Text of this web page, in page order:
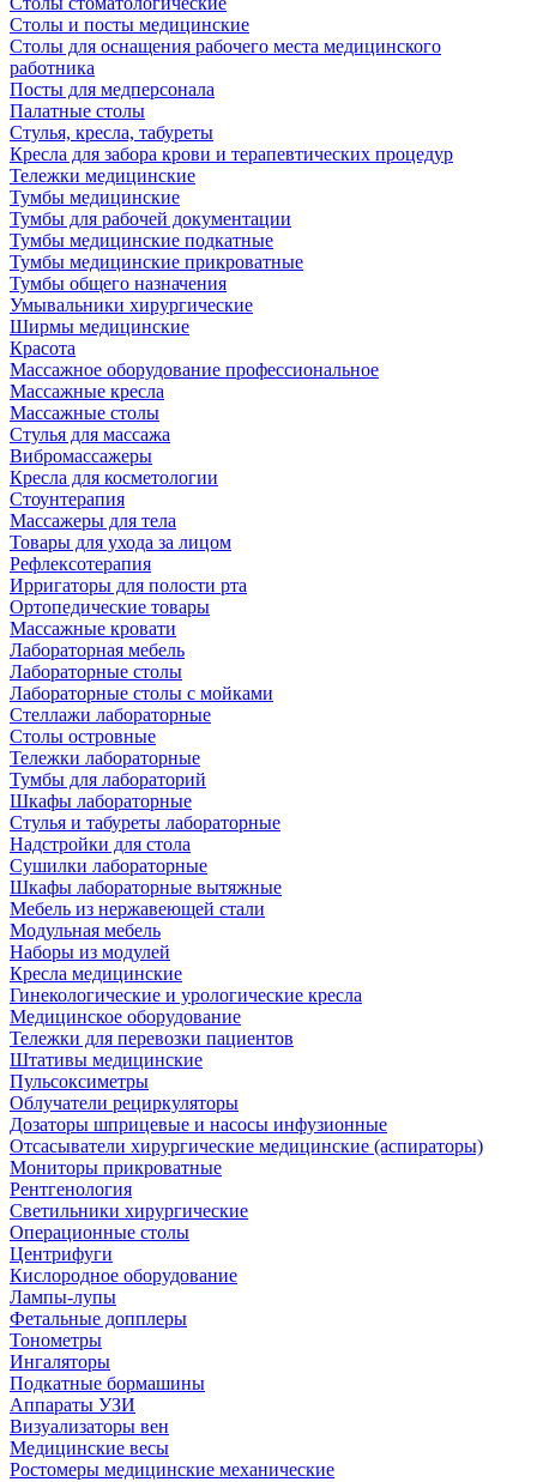
Столы и посты медицинские
Столы для оснащения рабочего места медицинского
работника
Посты для медперсонала
Палатные столы
Стулья, кресла, табуреты
Кресла для забора крови и терапевтических процедур
Тележки медицинские
Тумбы медицинские
Тумбы для рабочей документации
Тумбы медицинские подкатные
Тумбы медицинские прикроватные
Тумбы общего назначения
Умывальники хирургические
Ширмы медицинские
Красота
Массажное оборудование профессиональное
Массажные кресла
Массажные столы
Стулья для массажа
Вибромассажеры
Кресла для косметологии
Стоунтерапия
Массажеры для тела
Товары для ухода за лицом
Рефлексотерапия
Ирригаторы для полости рта
Ортопедические товары
Массажные кровати
Лабораторная мебель
Лабораторные столы
Лабораторные столы с мойками
Стеллажи лабораторные
Столы островные
Тележки лабораторные
Тумбы для лабораторий
Шкафы лабораторные
Стулья и табуреты лабораторные
Надстройки для стола
Сушилки лабораторные
Шкафы лабораторные вытяжные
Мебель из нержавеющей стали
Модульная мебель
Наборы из модулей
Кресла медицинские
Гинекологические и урологические кресла
Медицинское оборудование
Тележки для перевозки пациентов
Штативы медицинские
Пульсоксиметры
Облучатели рециркуляторы
Дозаторы шприцевые и насосы инфузионные
Отсасыватели хирургические медицинские (аспираторы)
Мониторы прикроватные
Рентгенология
Светильники хирургические
Операционные столы
Центрифуги
Кислородное оборудование
Лампы-лупы
Фетальные допплеры
Тонометры
Ингаляторы
Подкатные бормашины
Аппараты УЗИ
Визуализаторы вен
Медицинские весы
Ростомеры медицинские механические